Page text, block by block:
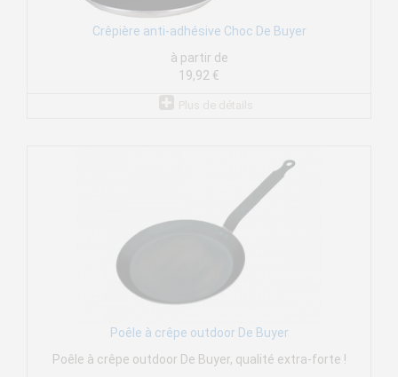
Crêpière anti-adhésive Choc De Buyer
à partir de
19,92 €
Poêle à crêpe outdoor De Buyer
Poêle à crêpe outdoor De Buyer, qualité extra-forte !